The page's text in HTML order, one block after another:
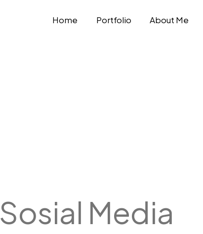
Home Portfolio About Me
Sosial Media